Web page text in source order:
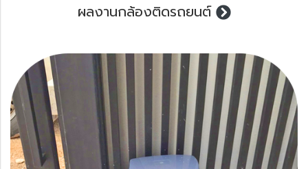
ผลงานกล้องติดรถยนต์